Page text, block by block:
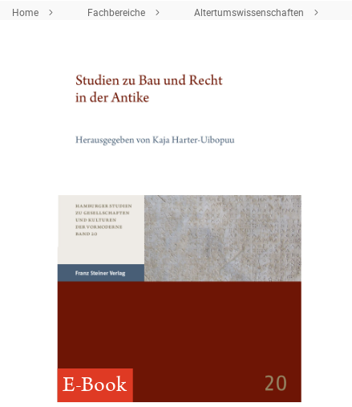
Home Fachbereiche Altertumswissenschaften
E-Book